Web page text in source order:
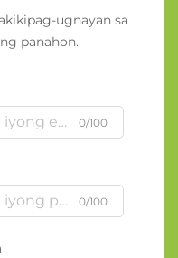
ugnayan sa
panahon.
0/100
0/100